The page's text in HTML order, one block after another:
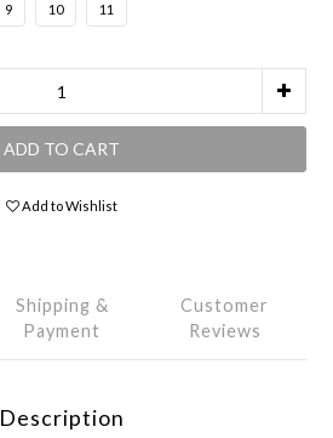
9 10 11
ADD TO CART
Add to Wishlist
Shipping &
Payment
Customer
Reviews
Description